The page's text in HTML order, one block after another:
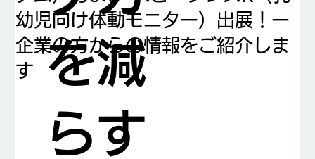
を減
らす
幼児向け体動モニター）出展！ー
企業の方からの情報をご紹介しま
す